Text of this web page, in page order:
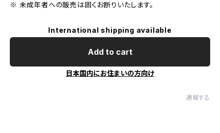
※ 未成年者への販売は固くお断りいたします。
International shipping available
Add to cart
日本国内にお住まいの方向け
通報する